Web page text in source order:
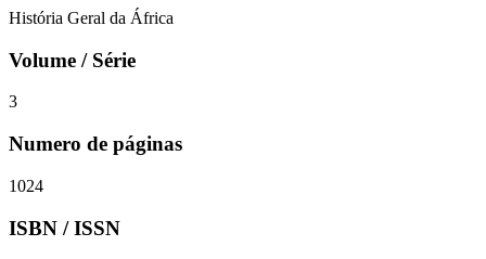
História Geral da África
Volume / Série
3
Numero de páginas
1024
ISBN / ISSN